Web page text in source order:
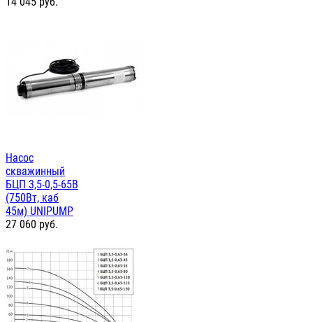
Насос
скважинный
БЦП 3,5-0,5-65В
(750Вт, каб
45м) UNIPUMP
27 060 руб.